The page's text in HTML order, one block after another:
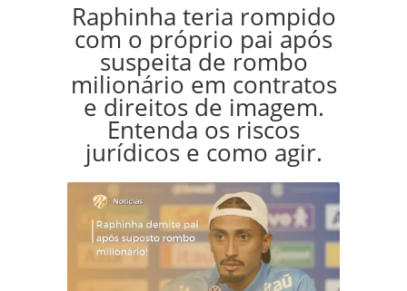
Raphinha teria rompido
com o próprio pai após
suspeita de rombo
milionário em contratos
e direitos de imagem.
Entenda os riscos
jurídicos e como agir.